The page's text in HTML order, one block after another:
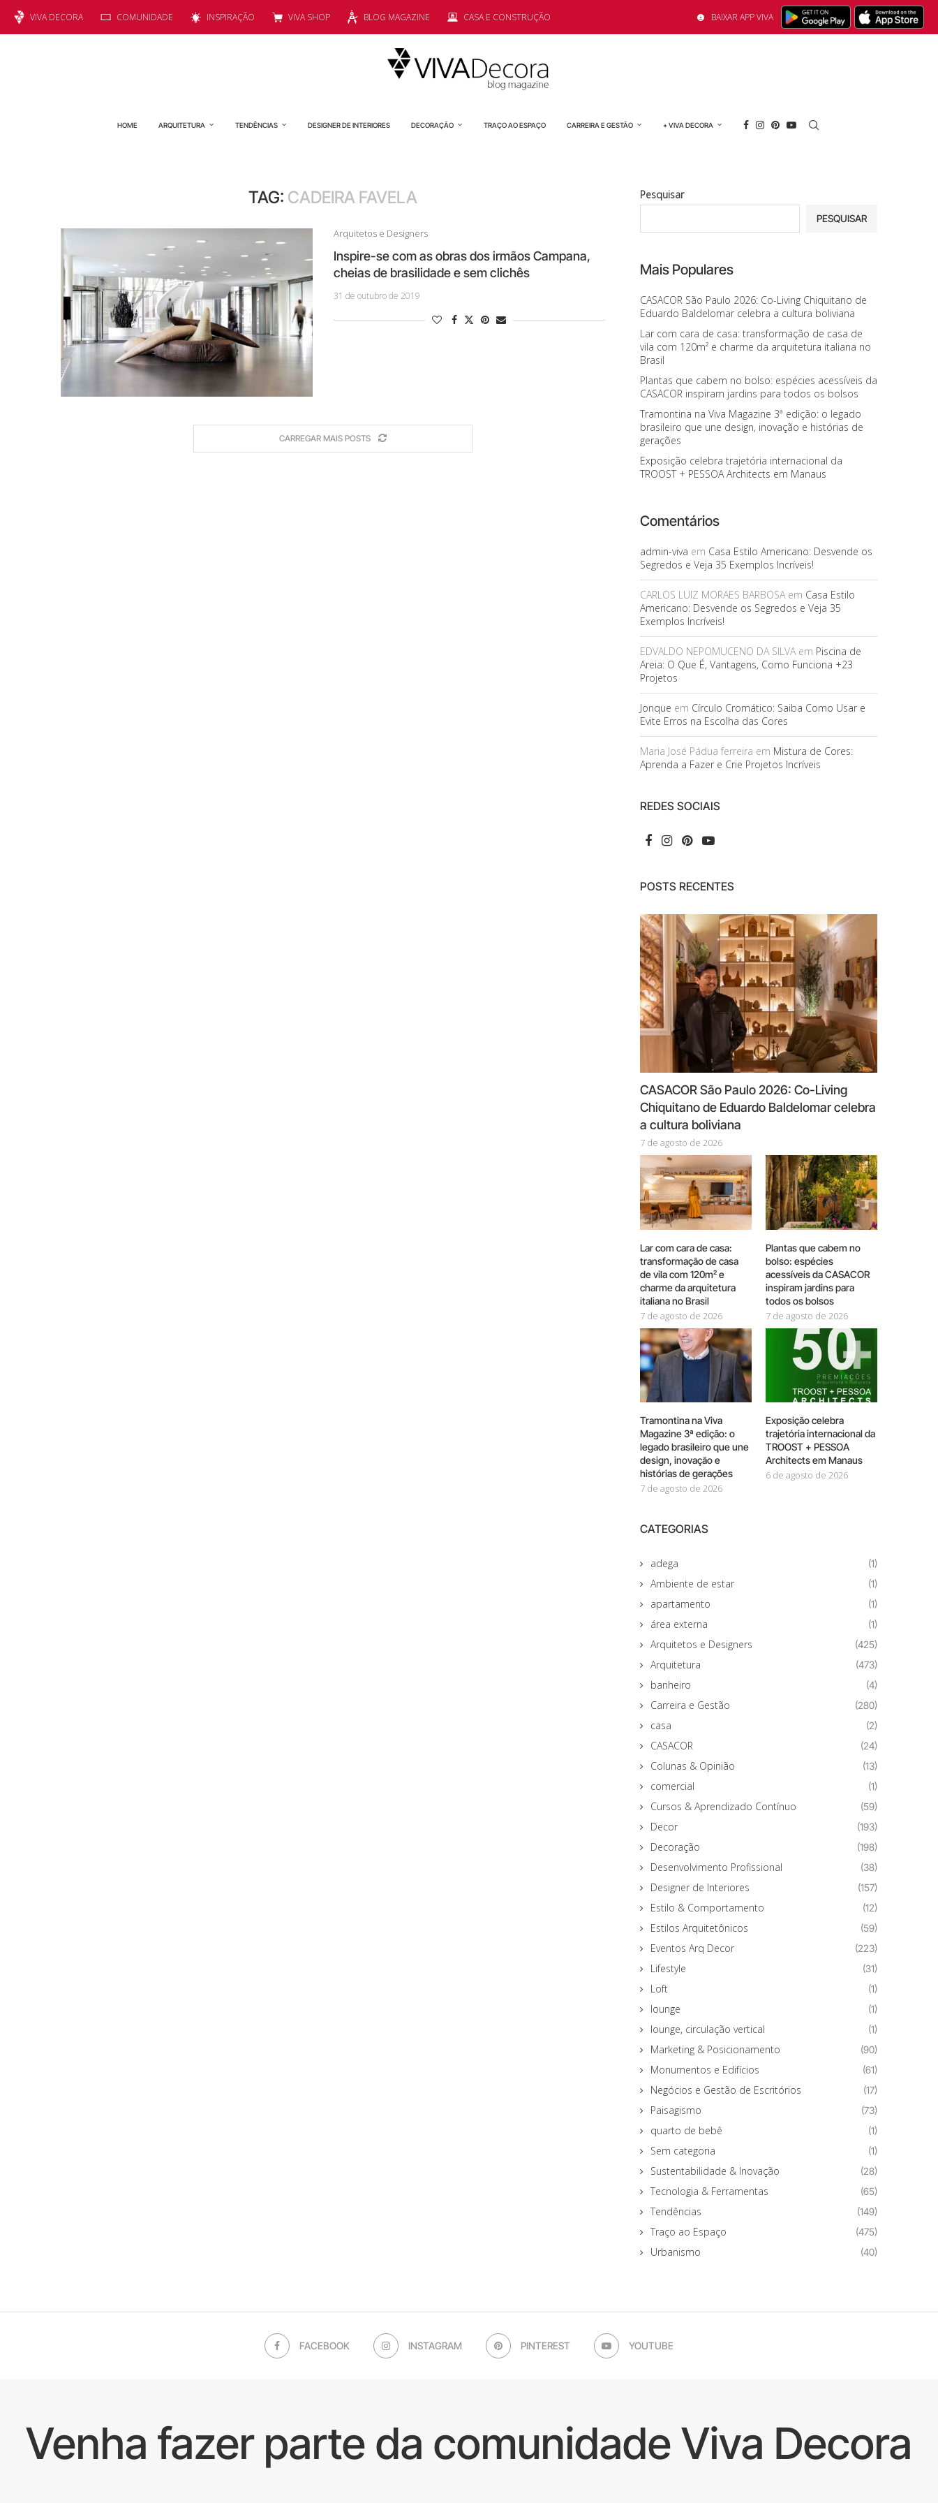
VIVA DECORA COMUNIDADE INSPIRAÇÃO VIVA SHOP BLOG MAGAZINE CASA E CONSTRUÇÃO BAIXAR APP VIVA
HOME ARQUITETURA TENDÊNCIAS DESIGNER DE INTERIORES DECORAÇÃO TRAÇO AO ESPAÇO CARREIRA E GESTÃO + VIVA DECORA
TAG: CADEIRA FAVELA
Arquitetos e Designers
Inspire-se com as obras dos irmãos Campana,
cheias de brasilidade e sem clichês
31 de outubro de 2019
CARREGAR MAIS POSTS
Pesquisar
PESQUISAR
Mais Populares
CASACOR São Paulo 2026: Co-Living Chiquitano de
Eduardo Baldelomar celebra a cultura boliviana
Lar com cara de casa: transformação de casa de
vila com 120m² e charme da arquitetura italiana no
Brasil
Plantas que cabem no bolso: espécies acessíveis da
CASACOR inspiram jardins para todos os bolsos
Tramontina na Viva Magazine 3ª edição: o legado
brasileiro que une design, inovação e histórias de
gerações
Exposição celebra trajetória internacional da
TROOST + PESSOA Architects em Manaus
Comentários
admin-viva em Casa Estilo Americano: Desvende os
Segredos e Veja 35 Exemplos Incríveis!
CARLOS LUIZ MORAES BARBOSAem Casa Estilo
Americano: Desvende os Segredos e Veja 35
Exemplos Incríveis!
EDVALDO NEPOMUCENO DA SILVAem Piscina de
Areia: O Que É, Vantagens, Como Funciona +23
Projetos
Jonque em Círculo Cromático: Saiba Como Usar e
Evite Erros na Escolha das Cores
Maria José Pádua ferreira em Mistura de Cores:
Aprenda a Fazer e Crie Projetos Incríveis
REDES SOCIAIS
POSTS RECENTES
CASACOR São Paulo 2026: Co-Living
Chiquitano de Eduardo Baldelomar celebra
a cultura boliviana
7 de agosto de 2026
Lar com cara de casa:
transformação de casa
de vila com 120m² e
charme da arquitetura
italiana no Brasil
7 de agosto de 2026
Plantas que cabem no
bolso: espécies
acessíveis da CASACOR
inspiram jardins para
todos os bolsos
7 de agosto de 2026
Tramontina na Viva
Magazine 3ª edição: o
legado brasileiro que une
design, inovação e
histórias de gerações
7 de agosto de 2026
Exposição celebra
trajetória internacional da
TROOST + PESSOA
Architects em Manaus
6 de agosto de 2026
CATEGORIAS
adega (1)
Ambiente de estar (1)
apartamento (1)
área externa (1)
Arquitetos e Designers (425)
Arquitetura (473)
banheiro (4)
Carreira e Gestão (280)
casa (2)
CASACOR (24)
Colunas & Opinião (13)
comercial (1)
Cursos & Aprendizado Contínuo (59)
Decor (193)
Decoração (198)
Desenvolvimento Profissional (38)
Designer de Interiores (157)
Estilo & Comportamento (12)
Estilos Arquitetônicos (59)
Eventos Arq Decor (223)
Lifestyle (31)
Loft (1)
lounge (1)
lounge, circulação vertical (1)
Marketing & Posicionamento (90)
Monumentos e Edifícios (61)
Negócios e Gestão de Escritórios (17)
Paisagismo (73)
quarto de bebê (1)
Sem categoria (1)
Sustentabilidade & Inovação (28)
Tecnologia & Ferramentas (65)
Tendências (149)
Traço ao Espaço (475)
Urbanismo (40)
FACEBOOK INSTAGRAM PINTEREST YOUTUBE
Venha fazer parte da comunidade Viva Decora